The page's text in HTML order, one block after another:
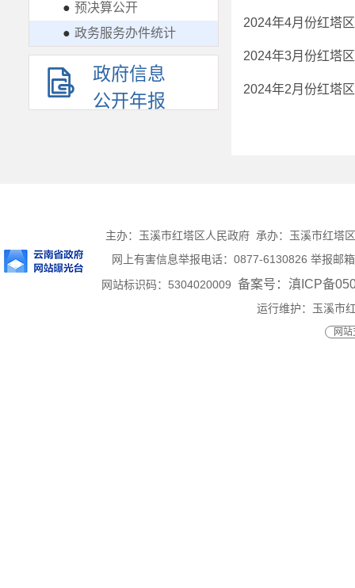
● 预决算公开
● 政务服务办件统计
政府信息
公开年报
2024年4月份红塔
2024年3月份红塔
2024年2月份红塔
主办：玉溪市红塔区人民政府 承办：玉溪市红塔
网上有害信息举报电话：0877-6130826 举报邮
网站标识码：5304020009 备案号：滇ICP备
运行维护：玉溪市
网